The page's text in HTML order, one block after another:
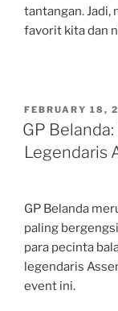
tantangan. Jadi,
favorit kita dan
POSTED
ON
FEBRUARY 18,
GP
Legendaris
GP Belanda
paling
para pecinta
legendaris
event ini.